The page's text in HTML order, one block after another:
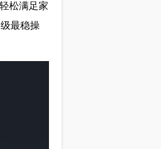
松满足家
最稳操